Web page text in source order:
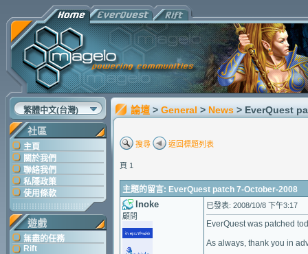
繁體中文(台灣)
社區
主頁
關於我們
聯絡我們
私隱政策
使用條款
遊戲
無盡的任務
Rift
論壇 > General > News > EverQuest
搜尋 返回標題列表
頁 1
主題的留言: EverQuest patch 7-October-2008
Inoke
顧問
已發表: 2008/10/8 下午3:17
EverQuest was patched
As always, thank you in